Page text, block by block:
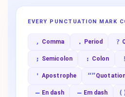
EVERY PUNCTUATION MARK
, Comma . Period ?
; Semicolon : Colon !
' Apostrophe “”
– En dash — Em dash